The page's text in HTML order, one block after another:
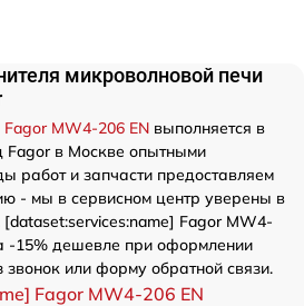
микроволновой печи
MW4-206 EN выполняется в
в Москве опытными
работ и запчасти предоставляем
- мы в сервисном центр уверены в
[dataset:services:name] Fagor MW4-
-15% дешевле при оформлении
звонок или форму обратной связи.
Fagor MW4-206 EN